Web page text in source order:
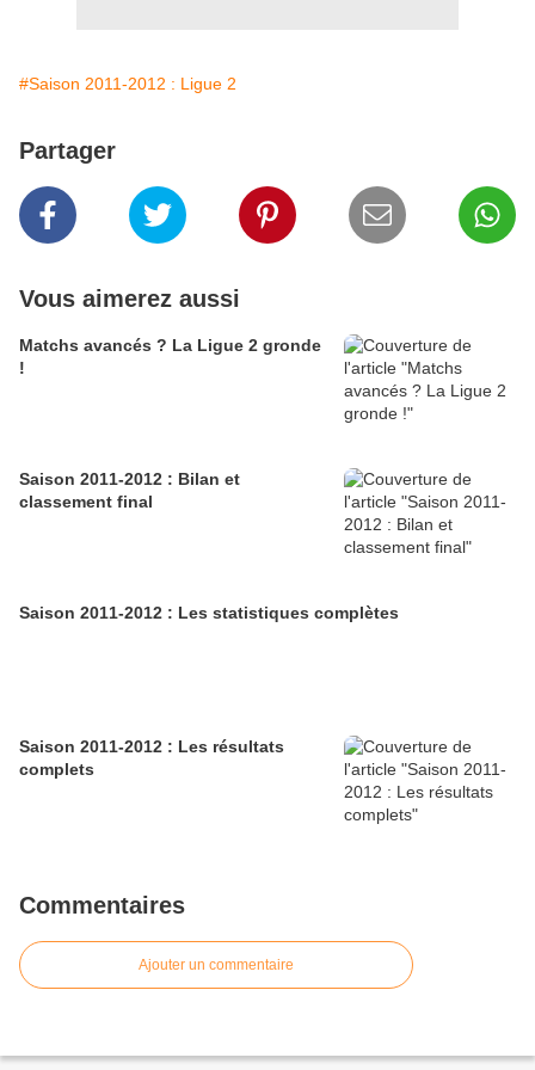
#Saison 2011-2012 : Ligue 2
Partager
Vous aimerez aussi
Matchs avancés ? La Ligue 2 gronde
!
Saison 2011-2012 : Bilan et
classement final
Saison 2011-2012 : Les statistiques complètes
Saison 2011-2012 : Les résultats
complets
Commentaires
Ajouter un commentaire